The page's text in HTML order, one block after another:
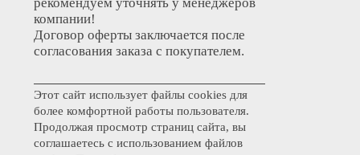
компании!
Договор оферты заключается после
согласования заказа с покупателем.
Этот сайт использует файлы cookies для
более комфортной работы пользователя.
Продолжая просмотр страниц сайта, вы
соглашаетесь с использованием файлов